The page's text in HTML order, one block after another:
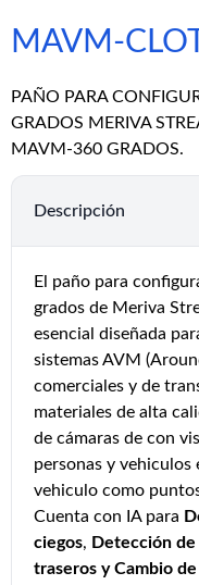
MAVM-
PAÑO PARA
GRADOS MERIVA
MAVM-360 GRADOS.
Descripción
El paño para
grados de Meriva
esencial diseñada
sistemas AVM
comerciales y de
materiales de alta
de cámaras de con
personas y vehiculos
vehiculo como
Cuenta con IA para
ciegos, Detección
traseros y Cambio